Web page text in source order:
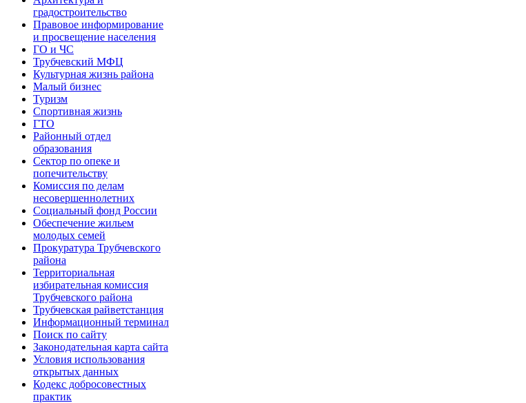
градостроительство
Правовое информирование
и просвещение населения
ГО и ЧС
Трубчевский МФЦ
Культурная жизнь района
Малый бизнес
Туризм
Спортивная жизнь
ГТО
Районный отдел
образования
Сектор по опеке и
попечительству
Комиссия по делам
несовершеннолетних
Социальный фонд России
Обеспечение жильем
молодых семей
Прокуратура Трубчевского
района
Территориальная
избирательная комиссия
Трубчевского района
Трубчевская райветстанция
Информационный терминал
Поиск по сайту
Законодательная карта сайта
Условия использования
открытых данных
Кодекс добросовестных
практик